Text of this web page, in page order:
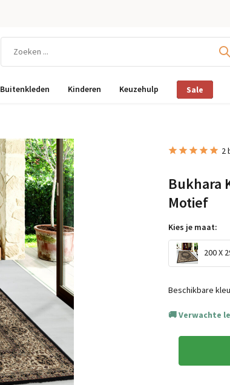
Buitenkleden Kinderen Keuzehulp Sale
2
Bukhara
Motief
Kies je maat:
200 X
Beschikbare
Verwachte